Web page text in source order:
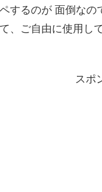
するのが 面倒な
、ご自由に使用し
スポ